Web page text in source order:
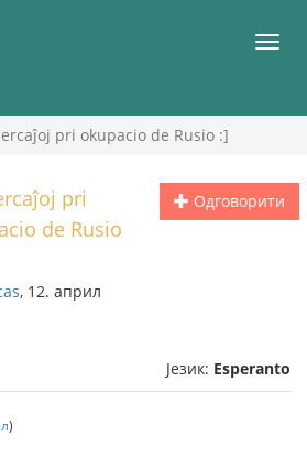
pri okupacio de Rusio :]
Одговорити
pri
de Rusio
, 12. април
Језик: Esperanto
)